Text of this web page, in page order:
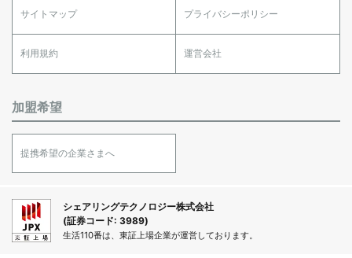
サイトマップ プライバシーポリシー
利用規約 運営会社
加盟希望
提携希望の企業さまへ
シェアリングテクノロジー株式会社
(証券コード: 3989)
生活110番は、東証上場企業が運営しております。